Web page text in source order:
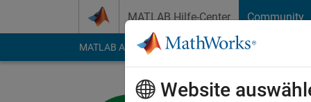
MATLAB Hilfe-Center Community
MATLAB Answers File Exchange Cody
Website